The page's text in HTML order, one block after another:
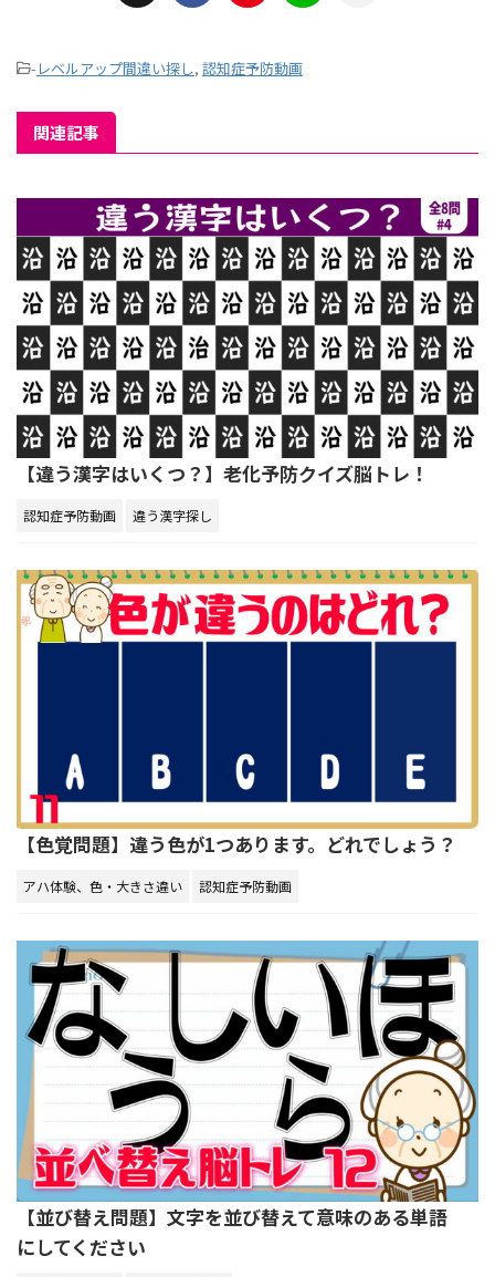
- レベルアップ間違い探し, 認知症予防動画
関連記事
【違う漢字はいくつ？】老化予防クイズ脳トレ！
認知症予防動画 違う漢字探し
【色覚問題】違う色が1つあります。どれでしょう？
アハ体験、色・大きさ違い 認知症予防動画
【並び替え問題】文字を並び替えて意味のある単語
にしてください